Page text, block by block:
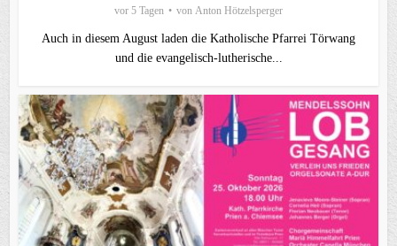
vor 5 Tagen von Anton Hötzelsperger
Auch in diesem August laden die Katholische Pfarrei Törwang
und die evangelisch‑lutherische...